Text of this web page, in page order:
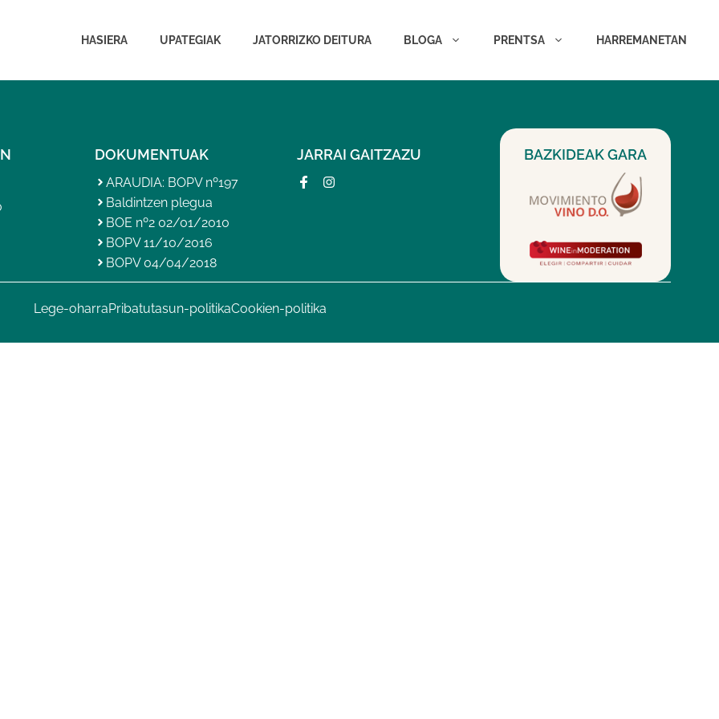
HASIERA UPATEGIAK JATORRIZKO DEITURA BLOGA PRENTSA HARREMANETAN
DOKUMENTUAK
ARAUDIA: BOPV nº197
Baldintzen plegua
BOE nº2 02/01/2010
BOPV 11/10/2016
BOPV 04/04/2018
JARRAI GAITZAZU BAZKIDEAK GARA
Lege-oharraPribatutasun-politikaCookien-politika